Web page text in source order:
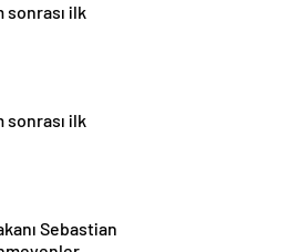
sonrası ilk
sonrası ilk
Sebastian